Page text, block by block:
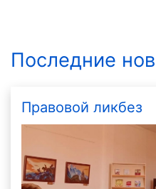
Последние
Правовой ликбез